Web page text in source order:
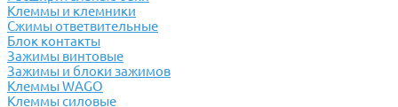
Клеммы и клемники
Cжимы ответвительные
Блок контакты
Зажимы винтовые
Зажимы и блоки зажимов
Клеммы WAGO
Клеммы силовые